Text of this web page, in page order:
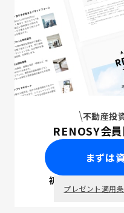
不動産投
RENOSY会
まずは
初回面談で
プレゼント適用